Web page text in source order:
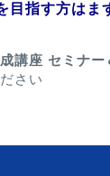
目指す方はま
講座 セミナー
さい